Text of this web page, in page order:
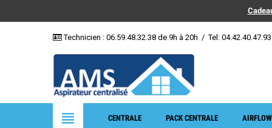
Technicien : 06.59.48.32.38 de 9h à 20h / Tel: 04.42.40.47.93
view_headline CENTRALE PACK CENTRALE AIRFLOW